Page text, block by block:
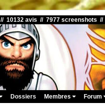
10132 avis // 7977 screenshots
Dossiers Membres Forum